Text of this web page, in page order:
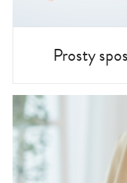
Prosty